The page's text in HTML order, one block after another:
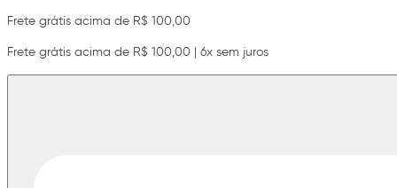
Frete grátis acima de R$ 100,00
Frete grátis acima de R$ 100,00 | 6x sem juros